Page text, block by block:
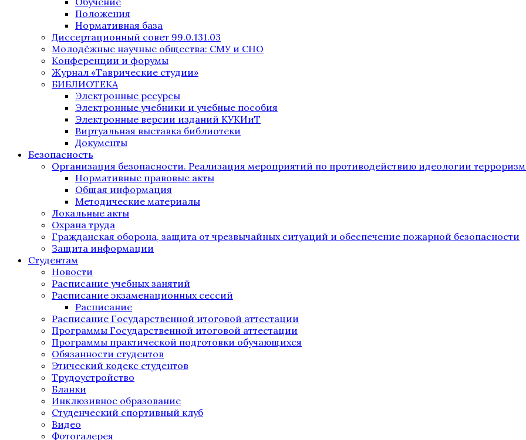
Положения
Нормативная база
Диссертационный совет 99.0.131.03
Молодёжные научные общества: СМУ и СНО
Конференции и форумы
Журнал «Таврические студии»
БИБЛИОТЕКА
Электронные ресурсы
Электронные учебники и учебные пособия
Электронные версии изданий КУКИиТ
Виртуальная выставка библиотеки
Документы
Безопасность
Организация безопасности. Реализация мероприятий по противодействию идеологии
Нормативные правовые акты
Общая информация
Методические материалы
Локальные акты
Охрана труда
Гражданская оборона, защита от чрезвычайных ситуаций и обеспечение пожарной безопасности
Защита информации
Студентам
Новости
Расписание учебных занятий
Расписание экзаменационных сессий
Расписание
Расписание Государственной итоговой аттестации
Программы Государственной итоговой аттестации
Программы практической подготовки обучающихся
Обязанности студентов
Этический кодекс студентов
Трудоустройство
Бланки
Инклюзивное образование
Студенческий спортивный клуб
Видео
Фотогалерея